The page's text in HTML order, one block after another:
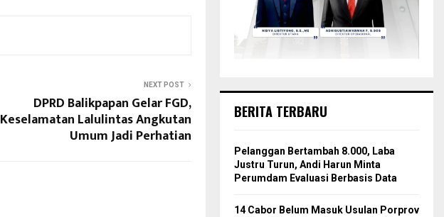
NEXT POST
DPRD Balikpapan Gelar FGD,
Keselamatan Lalulintas Angkutan
Umum Jadi Perhatian
BERITA TERBARU
Pelanggan Bertambah 8.000, Laba
Justru Turun, Andi Harun Minta
Perumdam Evaluasi Berbasis Data
14 Cabor Belum Masuk Usulan Porprov